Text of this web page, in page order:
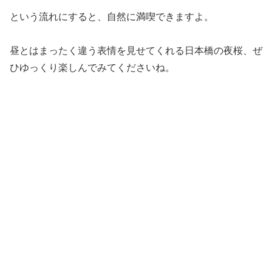
という流れにすると、自然に満喫できますよ。
昼とはまったく違う表情を見せてくれる日本橋の夜桜、ぜ
ひゆっくり楽しんでみてくださいね。